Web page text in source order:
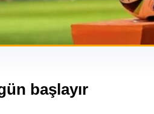
başlayır